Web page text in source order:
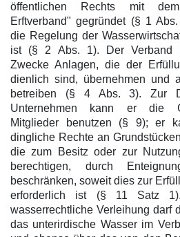
öffentlichen Rechts mit
Erftverband" gegründet (§ 1
die Regelung der
ist (§ 2 Abs. 1). Der Verband
Zwecke Anlagen, die der
dienlich sind, übernehmen und
betreiben (§ 4 Abs. 3). Zur
Unternehmen kann er die
Mitglieder benutzen (§ 9); er
dingliche Rechte an
die zum Besitz oder zur
berechtigen, durch
beschränken, soweit dies zur
erforderlich ist (§ 11 Satz
wasserrechtliche Verleihung darf
das unterirdische Wasser im